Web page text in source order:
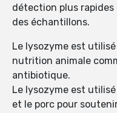
détection plus rapides
des échantillons.
Le lysozyme est
nutrition animale
antibiotique.
Le lysozyme est
et le porc pour